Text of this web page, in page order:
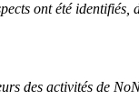
ont été identifiés,
des activités de